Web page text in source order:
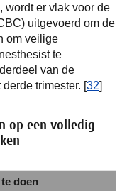
wordt er vlak voor de
uitgevoerd om de
om veilige
te
van de
trimester. [32]
op een volledig
te doen